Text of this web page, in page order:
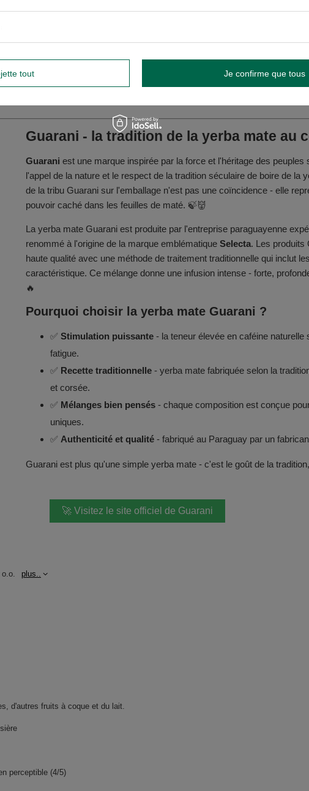
la bombilla au fond du monticule et verser de l'eau
:
glaçons, des tranches de citron et de la menthe fraîche
Guarani - la tradition de la yerba mate au
Guarani est une marque inspirée par la force et l'héritage des
l'appel de la nature et le respect de la tradition séculaire de boire de la
de la tribu Guarani sur l'emballage n'est pas une coïncidence - elle
pouvoir caché dans les feuilles de maté. 🍃👹
La yerba mate Guarani est produite par l'entreprise paraguayenne
renommé à l'origine de la marque emblématiqueSelecta. Les produits
haute qualité avec une méthode de traitement traditionnelle qui inclut
caractéristique. Ce mélange donne une infusion intense - forte,
🔥
Pourquoi choisir la yerba mate Guarani ?
✅Stimulation puissante - la teneur élevée en caféine
fatigue.
✅ Recette traditionnelle - yerba mate fabriquée selon la
et corsée.
✅ Mélanges bien pensés - chaque composition est conçue
uniques.
✅ Authenticité et qualité - fabriqué au Paraguay par un
Guarani est plus qu'une simple yerba mate - c'est le goût de la
🚀 Visitez le site officiel de Guarani
plus..
d'autres fruits à coque et du lait.
perceptible (4/5)
tout Je confirme que tous